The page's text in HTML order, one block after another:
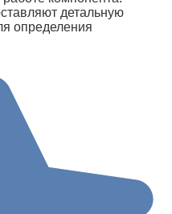
детальную
определения